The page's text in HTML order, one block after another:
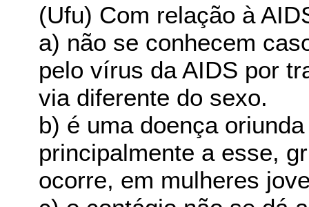
(Ufu) Com relação à
a) não se conhecem
pelo vírus da AIDS por
via diferente do sexo.
b) é uma doença
principalmente a esse,
ocorre, em mulheres